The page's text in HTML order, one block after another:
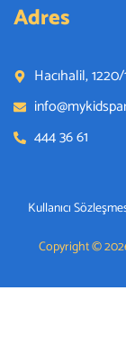
Adres
Hacıhalil,
444 36 61
Kullanıcı
Copyright ©